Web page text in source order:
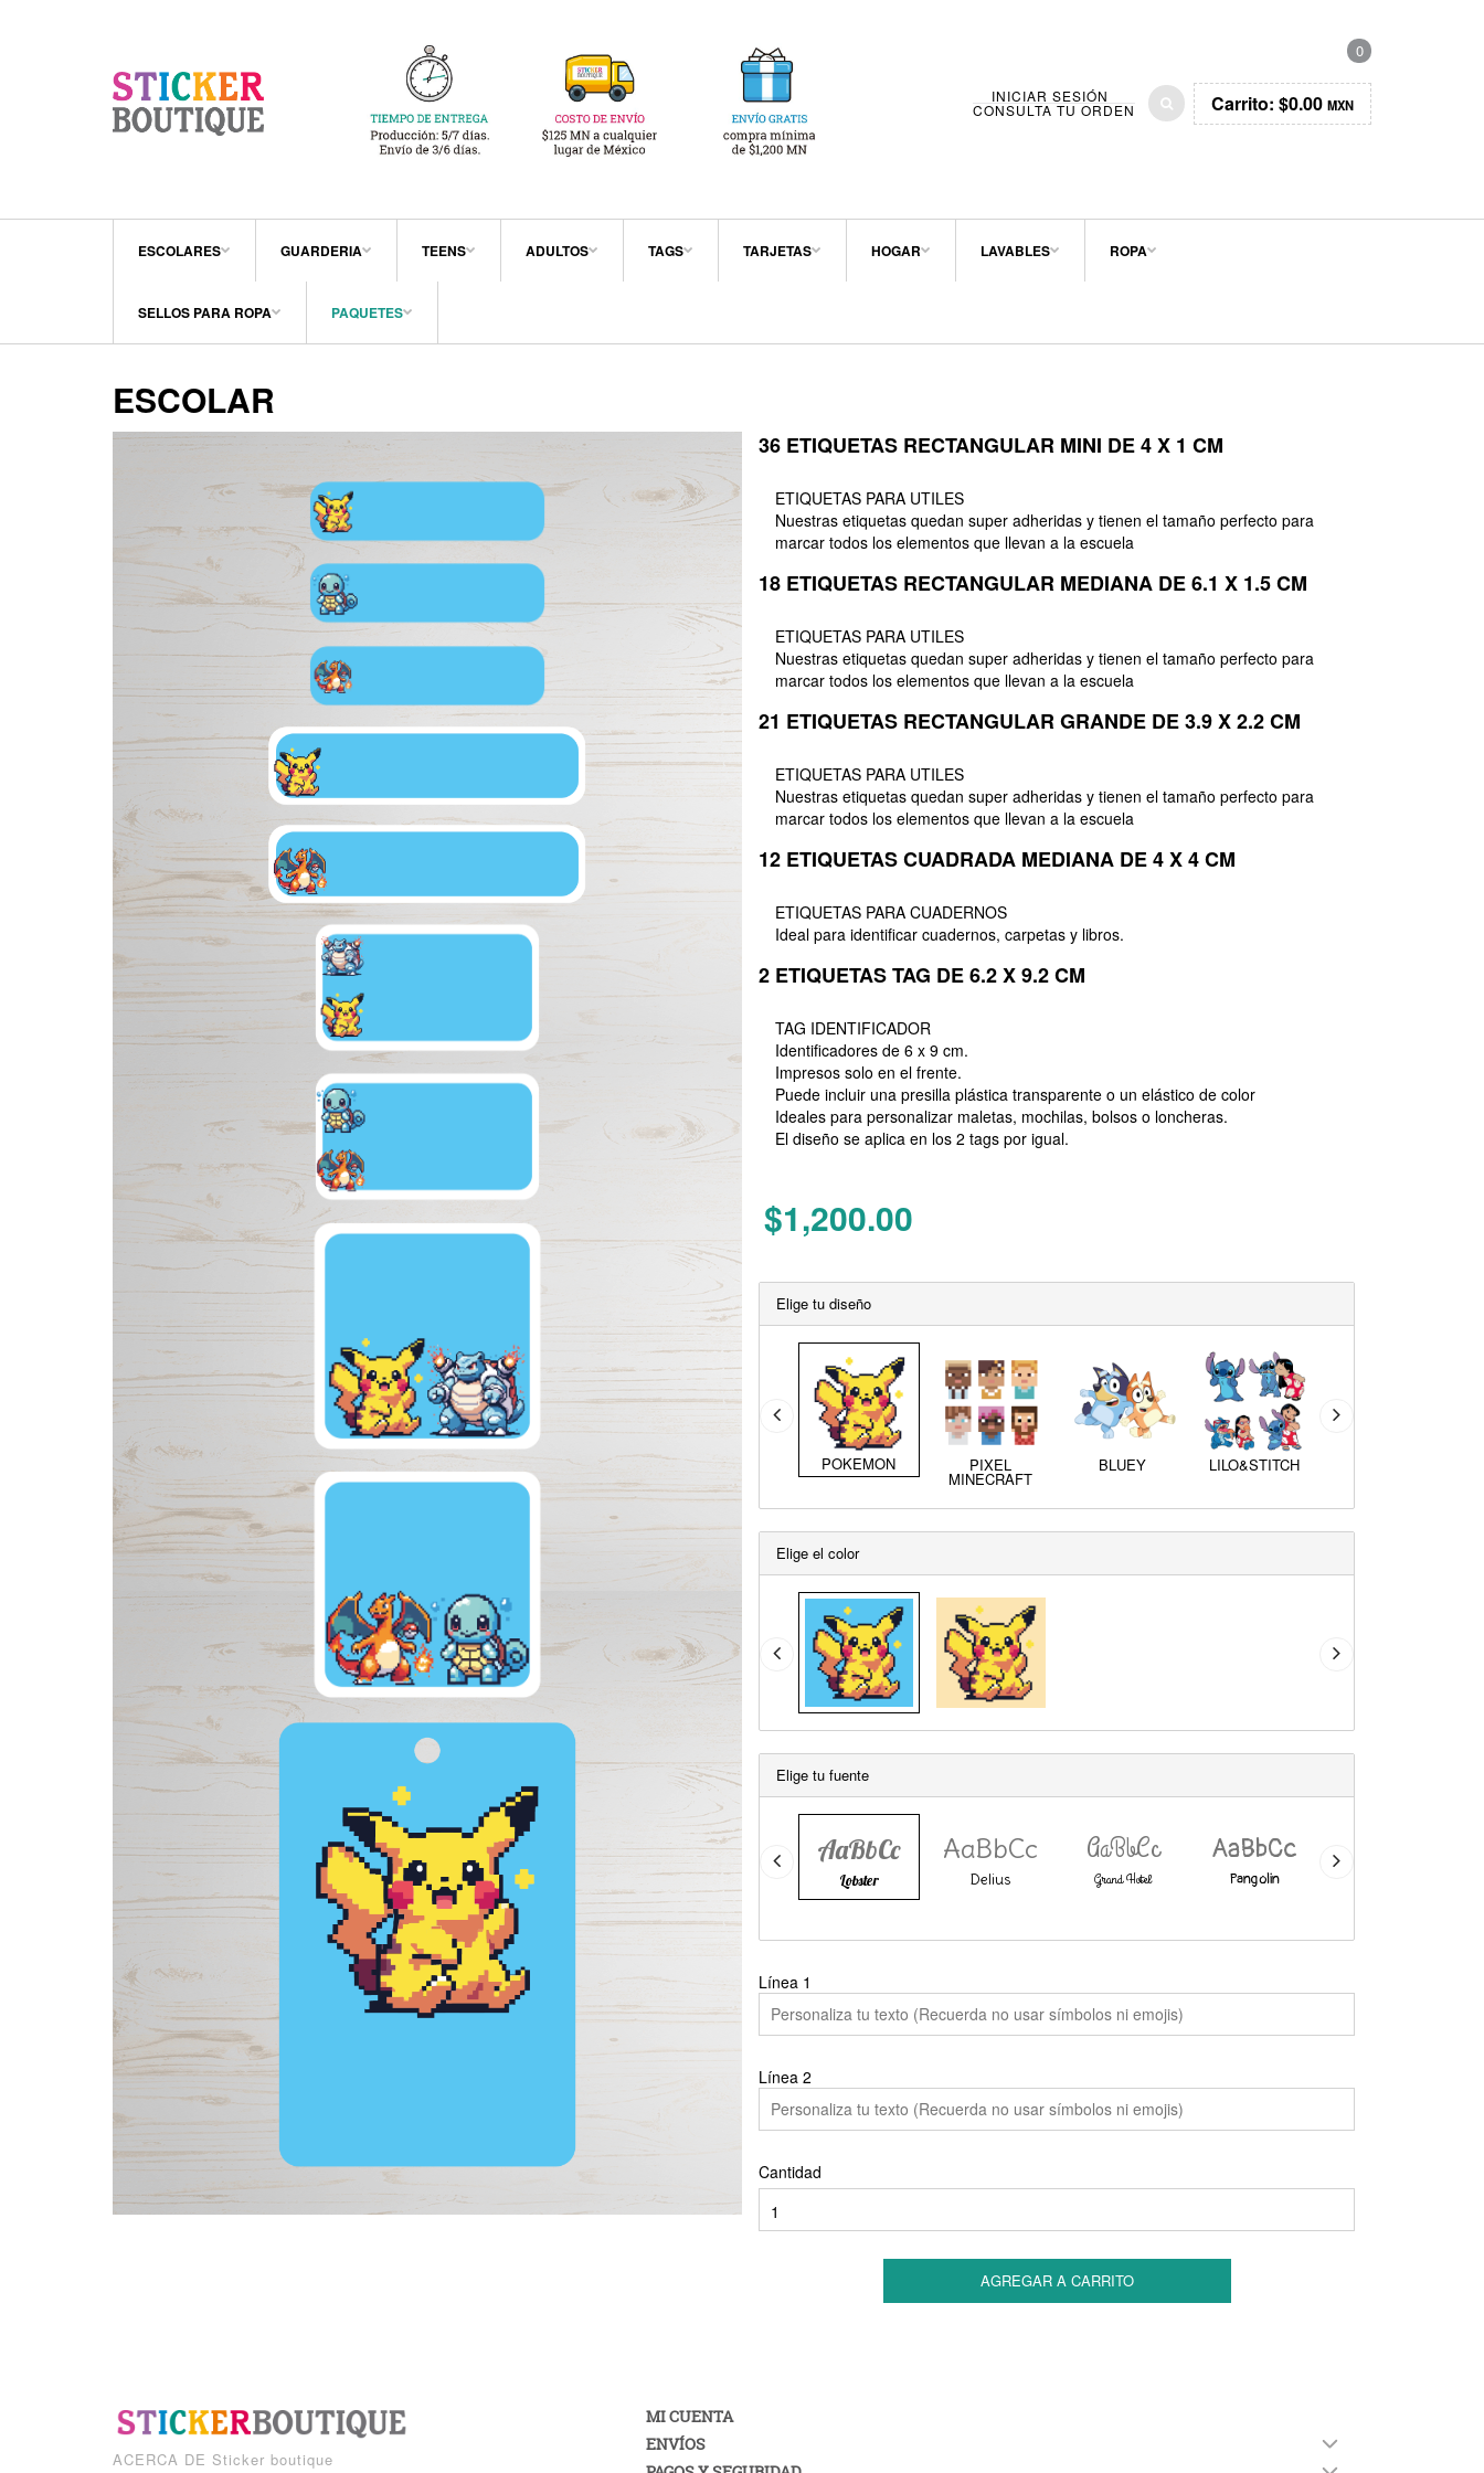
INICIAR SESIÓN
CONSULTA TU ORDEN Carrito: $0.00 MXN
0
ESCOLARES GUARDERIA TEENS ADULTOS TAGS TARJETAS HOGAR LAVABLES ROPA
SELLOS PARA ROPA PAQUETES
ESCOLAR
36 ETIQUETAS RECTANGULAR MINI DE 4 X 1 CM
ETIQUETAS PARA UTILES
Nuestras etiquetas quedan super adheridas y tienen el tamaño perfecto para
marcar todos los elementos que llevan a la escuela
18 ETIQUETAS RECTANGULAR MEDIANA DE 6.1 X 1.5 CM
ETIQUETAS PARA UTILES
Nuestras etiquetas quedan super adheridas y tienen el tamaño perfecto para
marcar todos los elementos que llevan a la escuela
21 ETIQUETAS RECTANGULAR GRANDE DE 3.9 X 2.2 CM
ETIQUETAS PARA UTILES
Nuestras etiquetas quedan super adheridas y tienen el tamaño perfecto para
marcar todos los elementos que llevan a la escuela
12 ETIQUETAS CUADRADA MEDIANA DE 4 X 4 CM
ETIQUETAS PARA CUADERNOS
Ideal para identificar cuadernos, carpetas y libros.
2 ETIQUETAS TAG DE 6.2 X 9.2 CM
TAG IDENTIFICADOR
Identificadores de 6 x 9 cm.
Impresos solo en el frente.
Puede incluir una presilla plástica transparente o un elástico de color
Ideales para personalizar maletas, mochilas, bolsos o loncheras.
El diseño se aplica en los 2 tags por igual.
$1,200.00
Elige tu diseño
POKEMON PIXEL
MINECRAFT
BLUEY LILO&STITCH
Elige el color
Elige tu fuente
AaBbCc
Lobster
AaBbCc
Delius
AaBbCc
Grand Hotel
AaBbCc
Pangolin
Línea 1
Línea 2
Cantidad
AGREGAR A CARRITO
ACERCA DE Sticker boutique
MI CUENTA
ENVÍOS